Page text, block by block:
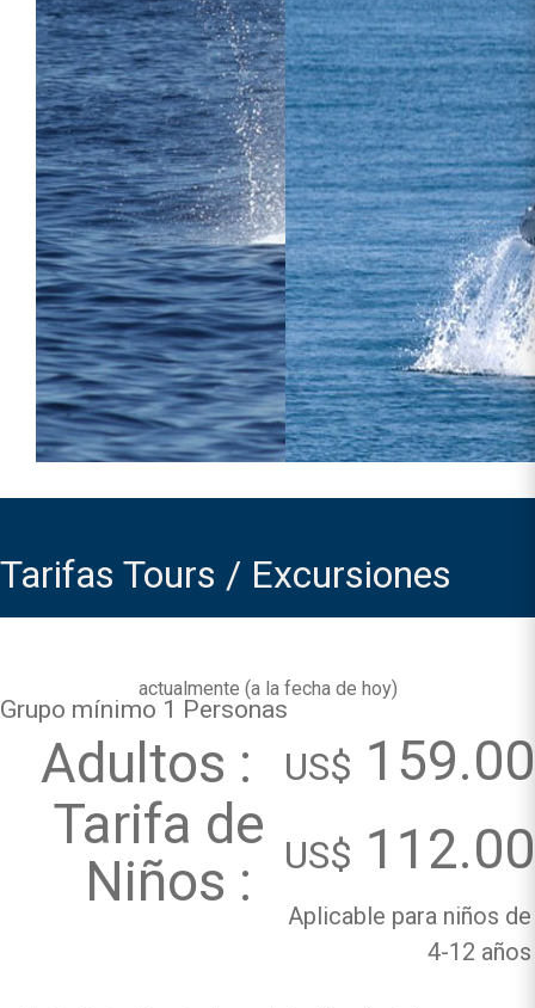
Tarifas Tours / Excursiones
actualmente (a la fecha de hoy)
Grupo mínimo 1 Personas
Adultos : US$ 159.00
Tarifa de
Niños :
US$ 112.00
Aplicable para niños de
4-12 años